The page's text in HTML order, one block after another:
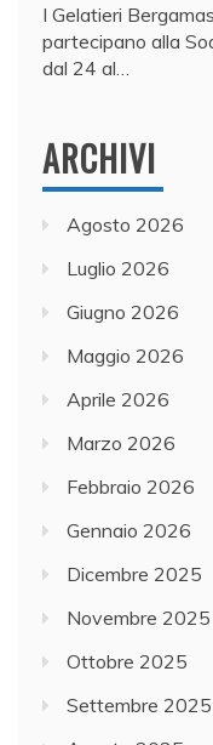
I Gelatieri
partecipano alla
dal 24 al…
ARCHIVI
Agosto 2026
Luglio 2026
Giugno 2026
Maggio 2026
Aprile 2026
Marzo 2026
Febbraio 2026
Gennaio 2026
Dicembre 2025
Novembre 2025
Ottobre 2025
Settembre 2025